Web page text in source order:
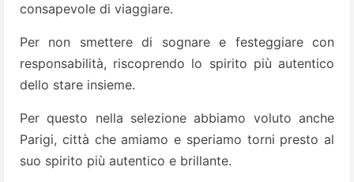
consapevole di viaggiare.
Per non smettere di sognare e festeggiare con
responsabilità, riscoprendo lo spirito più autentico
dello stare insieme.
Per questo nella selezione abbiamo voluto anche
Parigi, città che amiamo e speriamo torni presto al
suo spirito più autentico e brillante.